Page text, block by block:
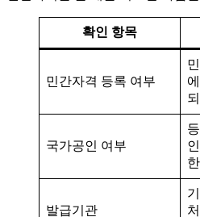
확인 항목
민간자격 등록 여부
국가공인 여부
발급기관